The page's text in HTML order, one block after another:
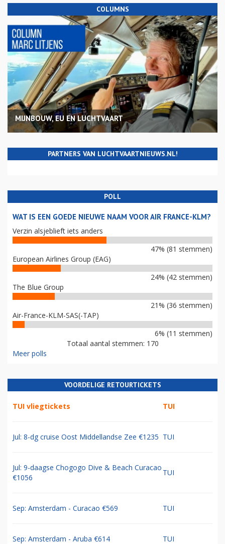
COLUMNS
MIJNBOUW, EU EN LUCHTVAART
PARTNERS VAN LUCHTVAARTNIEUWS.NL!
POLL
WAT IS EEN GOEDE NIEUWE NAAM VOOR AIR FRANCE-KLM?
Verzin alsjeblieft iets anders
47% (81 stemmen)
European Airlines Group (EAG)
24% (42 stemmen)
The Blue Group
21% (36 stemmen)
Air-France-KLM-SAS(-TAP)
6% (11 stemmen)
Totaal aantal stemmen: 170
Meer polls
VOORDELIGE RETOURTICKETS
TUI vliegtickets TUI
Jul: 8-dg cruise Oost Middellandse Zee €1235 TUI
Jul: 9-daagse Chogogo Dive & Beach Curacao
€1056
TUI
Sep: Amsterdam - Curacao €569 TUI
Sep: Amsterdam - Aruba €614 TUI